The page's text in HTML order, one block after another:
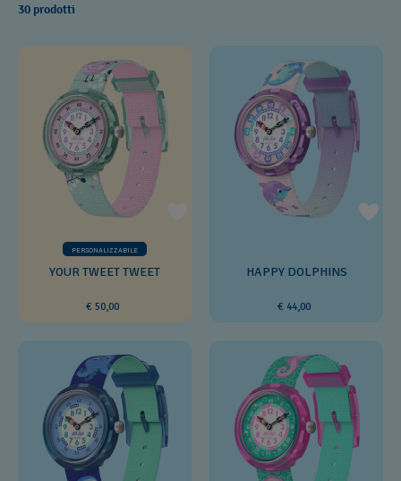
30 prodotti
PERSONALIZZABILE
YOUR TWEET TWEET
€ 50,00
HAPPY DOLPHINS
€ 44,00